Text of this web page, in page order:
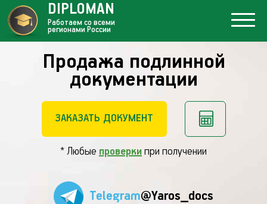
Продажа подлинной
документации
ЗАКАЗАТЬ ДОКУМЕНТ
* Любые проверки при получении
Telegram@Yaros_docs
DIPLOMAN
Работаем со всеми
регионами России